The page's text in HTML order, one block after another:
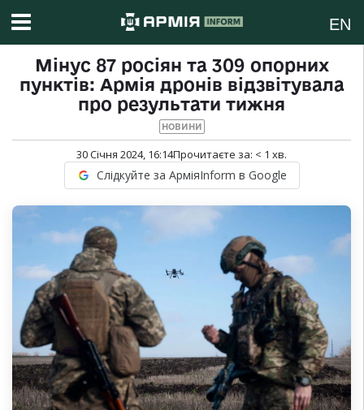
EN
Мінус 87 росіян та 309 опорних
пунктів: Армія дронів відзвітувала
про результати тижня
НОВИНИ
30 Січня 2024, 16:14Прочитаєте за: < 1 хв.
Слідкуйте за АрміяInform в Google